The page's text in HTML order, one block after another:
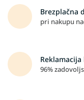
Brezplačna
pri nakupu
96%